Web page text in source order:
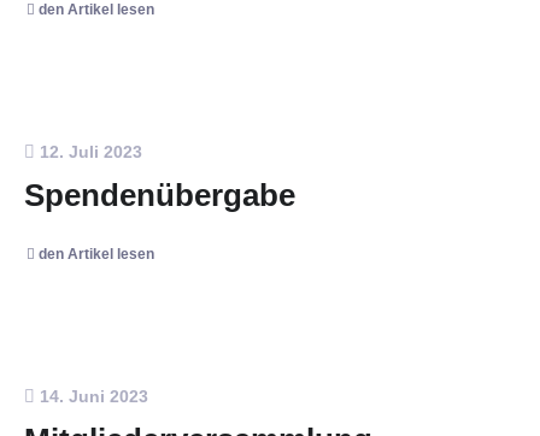
den Artikel lesen
12. Juli 2023
Spendenübergabe
den Artikel lesen
14. Juni 2023